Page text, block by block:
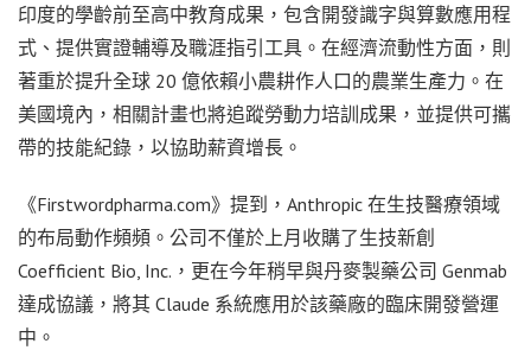
印度的學齡前至高中教育成果，包含開發識字與算數應用程
式、提供實證輔導及職涯指引工具。在經濟流動性方面，則
著重於提升全球 20 億依賴小農耕作人口的農業生產力。在
美國境內，相關計畫也將追蹤勞動力培訓成果，並提供可攜
帶的技能紀錄，以協助薪資增長。
《Firstwordpharma.com》提到，Anthropic 在生技醫療領域
的布局動作頻頻。公司不僅於上月收購了生技新創
Coefficient Bio, Inc.，更在今年稍早與丹麥製藥公司 Genmab
達成協議，將其 Claude 系統應用於該藥廠的臨床開發營運
中。